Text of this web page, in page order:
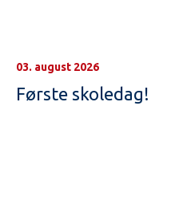
03. august 2026
Første skoledag!